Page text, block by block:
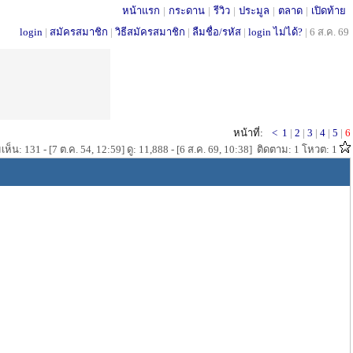
หน้าแรก | กระดาน | รีวิว | ประมูล | ตลาด | เปิดท้าย
login | สมัครสมาชิก | วิธีสมัครสมาชิก | ลืมชื่อ/รหัส | login ไม่ได้? | 6 ส.ค. 69
หน้าที่: < 1 | 2 | 3 | 4 | 5 | 6
ห็น: 131 - [7 ต.ค. 54, 12:59] ดู: 11,888 - [6 ส.ค. 69, 10:38] ติดตาม: 1 โหวต: 1